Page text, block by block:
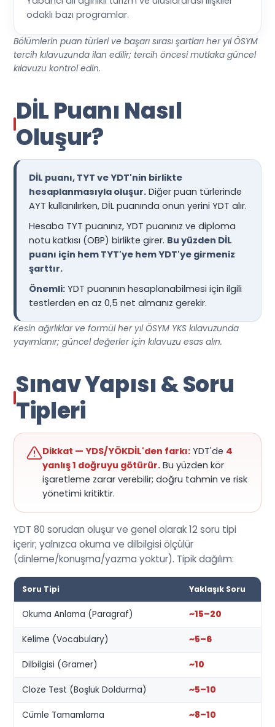
odaklı bazı programlar.
Bölümlerin puan türleri ve başarı sırası şartları her yıl ÖSYM
tercih kılavuzunda ilan edilir; tercih öncesi mutlaka güncel
kılavuzu kontrol edin.
DİL Puanı Nasıl
Oluşur?
DİL puanı, TYT ve YDT'nin birlikte
hesaplanmasıyla oluşur. Diğer puan türlerinde
AYT kullanılırken, DİL puanında onun yerini YDT alır.
Hesaba TYT puanınız, YDT puanınız ve diploma
notu katkısı (OBP) birlikte girer. Bu yüzden DİL
puanı için hem TYT'ye hem YDT'ye girmeniz
şarttır.
Önemli: YDT puanının hesaplanabilmesi için ilgili
testlerden en az 0,5 net almanız gerekir.
Kesin ağırlıklar ve formül her yıl ÖSYM YKS kılavuzunda
yayımlanır; güncel değerler için kılavuzu esas alın.
Sınav Yapısı & Soru
Tipleri
Dikkat — YDS/YÖKDİL'den farkı: YDT'de 4
yanlış 1 doğruyu götürür. Bu yüzden kör
işaretleme zarar verebilir; doğru tahmin ve risk
yönetimi kritiktir.
YDT 80 sorudan oluşur ve genel olarak 12 soru tipi
içerir; yalnızca okuma ve dilbilgisi ölçülür
(dinleme/konuşma/yazma yoktur). Tipik dağılım:
Soru Tipi Yaklaşık Soru
Okuma Anlama (Paragraf) ~15–20
Kelime (Vocabulary) ~5–6
Dilbilgisi (Gramer) ~10
Cloze Test (Boşluk Doldurma) ~5–10
Cümle Tamamlama ~8–10